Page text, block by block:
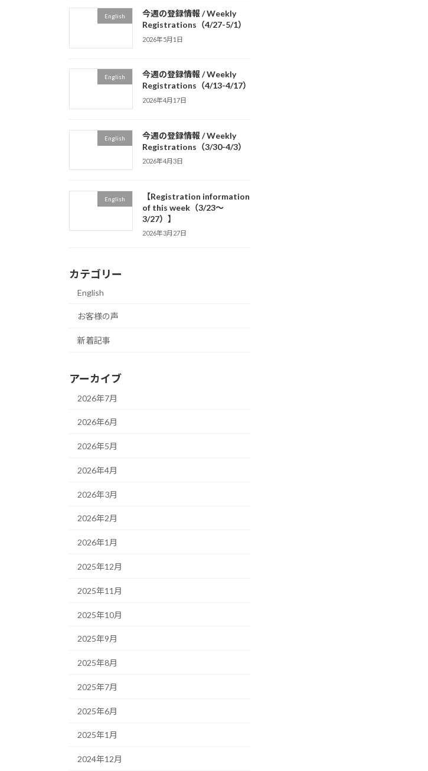
English
今週の登録情報 / Weekly
Registrations（4/27-5/1）
2026年5月1日
English
今週の登録情報 / Weekly
Registrations（4/13-4/17）
2026年4月17日
English
今週の登録情報 / Weekly
Registrations（3/30-4/3）
2026年4月3日
English
【Registration information
of this week（3/23～
3/27）】
2026年3月27日
カテゴリー
English
お客様の声
新着記事
アーカイブ
2026年7月
2026年6月
2026年5月
2026年4月
2026年3月
2026年2月
2026年1月
2025年12月
2025年11月
2025年10月
2025年9月
2025年8月
2025年7月
2025年6月
2025年1月
2024年12月